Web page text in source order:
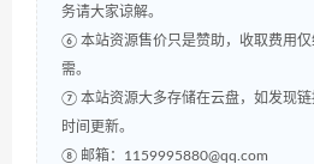
务请大家谅解。
⑥ 本站资源售价只是赞助，收取费用
需。
⑦ 本站资源大多存储在云盘，如发现链
时间更新。
⑧ 邮箱：1159995880@qq.com